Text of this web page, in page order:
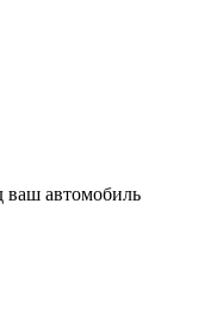
ваш автомобиль